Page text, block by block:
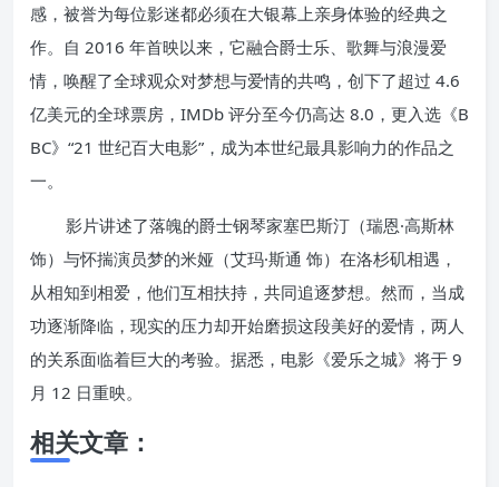
感，被誉为每位影迷都必须在大银幕上亲身体验的经典之
作。自 2016 年首映以来，它融合爵士乐、歌舞与浪漫爱
情，唤醒了全球观众对梦想与爱情的共鸣，创下了超过 4.6
亿美元的全球票房，IMDb 评分至今仍高达 8.0，更入选《B
BC》“21 世纪百大电影”，成为本世纪最具影响力的作品之
一。
影片讲述了落魄的爵士钢琴家塞巴斯汀（瑞恩·高斯林
饰）与怀揣演员梦的米娅（艾玛·斯通 饰）在洛杉矶相遇，
从相知到相爱，他们互相扶持，共同追逐梦想。然而，当成
功逐渐降临，现实的压力却开始磨损这段美好的爱情，两人
的关系面临着巨大的考验。据悉，电影《爱乐之城》将于 9
月 12 日重映。
相关文章：